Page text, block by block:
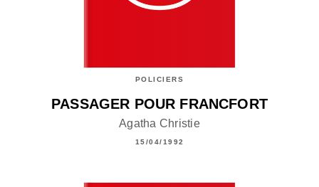
POLICIERS
PASSAGER POUR FRANCFORT
Agatha Christie
15/04/1992